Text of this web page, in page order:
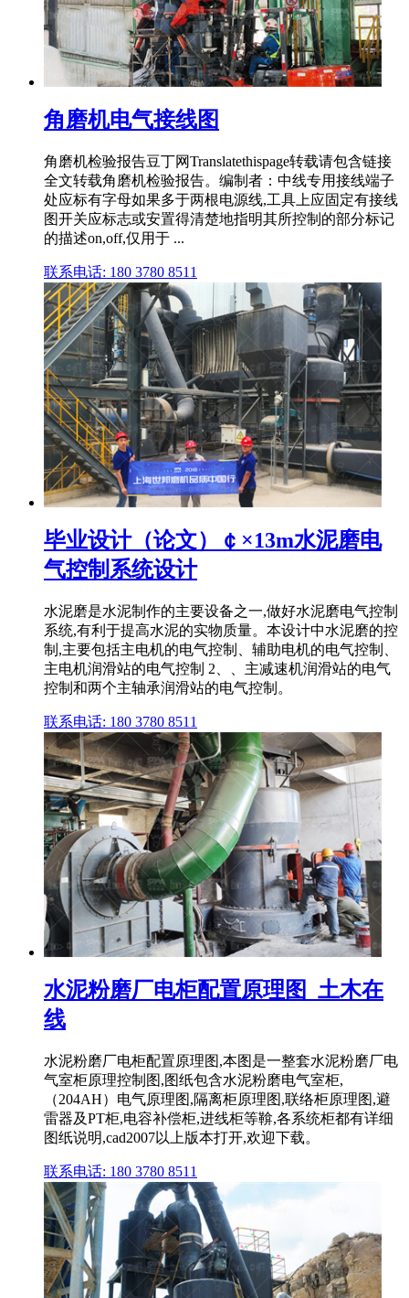
角磨机电气接线图
角磨机检验报告豆丁网Translatethispage转载请包含链接
全文转载角磨机检验报告。编制者：中线专用接线端子
处应标有字母如果多于两根电源线,工具上应固定有接线
图开关应标志或安置得清楚地指明其所控制的部分标记
的描述on,off,仅用于 ...
联系电话: 180 3780 8511
毕业设计（论文）￠×13m水泥磨电
气控制系统设计
水泥磨是水泥制作的主要设备之一,做好水泥磨电气控制
系统,有利于提高水泥的实物质量。本设计中水泥磨的控
制,主要包括主电机的电气控制、辅助电机的电气控制、
主电机润滑站的电气控制 2、、主减速机润滑站的电气
控制和两个主轴承润滑站的电气控制。
联系电话: 180 3780 8511
水泥粉磨厂电柜配置原理图_土木在
线
水泥粉磨厂电柜配置原理图,本图是一整套水泥粉磨厂电
气室柜原理控制图,图纸包含水泥粉磨电气室柜,
（204AH）电气原理图,隔离柜原理图,联络柜原理图,避
雷器及PT柜,电容补偿柜,进线柜等鞥,各系统柜都有详细
图纸说明,cad2007以上版本打开,欢迎下载。
联系电话: 180 3780 8511